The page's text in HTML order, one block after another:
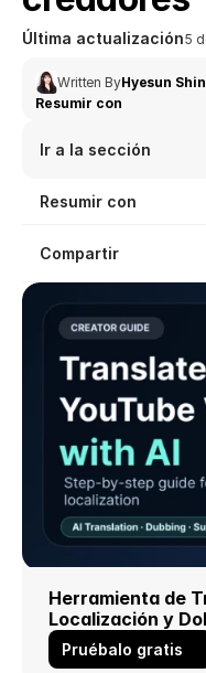
Última actualización5
Written ByHyesun Shin
Resumir con
Ir a la sección
Resumir con
Compartir
Herramienta de
Localización y
Pruébalo gratis